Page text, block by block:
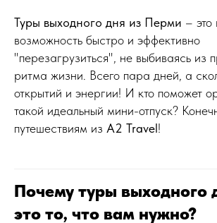
Туры выходного дня из Перми –
возможность быстро и эффективно
"перезагрузиться", не выбиваясь из
ритма жизни. Всего пара дней, а
открытий и энергии! И кто поможет
такой идеальный мини-отпуск?
путешествиям из A2 Travel!
Почему туры выходного
это то, что вам нужно?
Подбор тура с менеджером
Менеджер уточнит у вас все
запросы и пожелания;
Предложит именно те варианты
отелей, в которых точно уверен;
Учтет пожелания по атмосфере,
местоположению и другим вашим
личным параметрам
Будет с вами постоянно на связи
интересных местах